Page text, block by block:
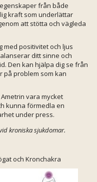
från både
kraft som underlättar
att stötta och vägleda
med positivitet och ljus
ditt sinne och
Den kan hjälpa dig se från
på problem som kan
vara mycket
kunna förmedla en
under press.
kroniska sjukdomar.
och Kronchakra